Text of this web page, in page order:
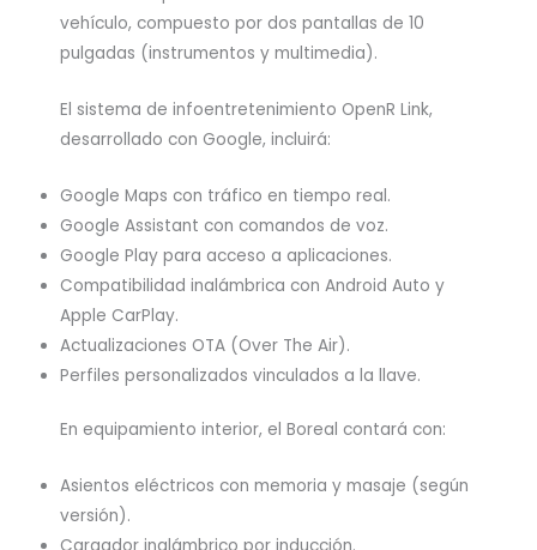
vehículo, compuesto por dos pantallas de 10
pulgadas (instrumentos y multimedia).
El sistema de infoentretenimiento OpenR Link,
desarrollado con Google, incluirá:
Google Maps con tráfico en tiempo real.
Google Assistant con comandos de voz.
Google Play para acceso a aplicaciones.
Compatibilidad inalámbrica con Android Auto y
Apple CarPlay.
Actualizaciones OTA (Over The Air).
Perfiles personalizados vinculados a la llave.
En equipamiento interior, el Boreal contará con:
Asientos eléctricos con memoria y masaje (según
versión).